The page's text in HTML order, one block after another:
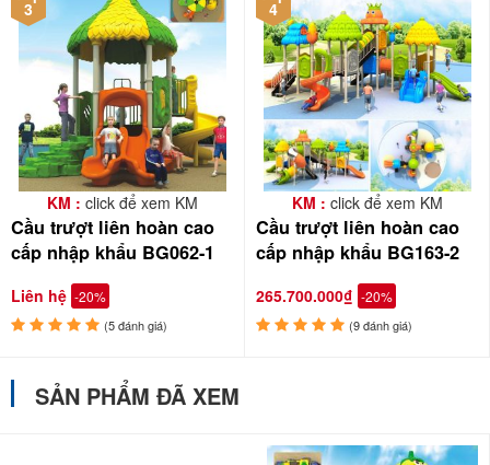
BABYCUATOI.VN với 15 năm kinh nghiệm trong lĩnh vực thiết kế,
lắp đặt và cung cấp các thiết bị sân chơi, cầu trượt liên hoàn nhập
khẩu BBT Global chất lượng Châu Âu, mang đến cho con sân chơi
an toàn, bổ ích, đội kỹ thuật viên đồng hành bảo trì, bảo dưỡng
trong quá trình sử dụng. Một số hình ảnh lắp đặt cầu trượt liên
hoàn tại trường mầm non, khu vui chơi resort, nhà hàng, khách
sạn, trung tâm tiêm chủng, bệnh viện,...
3
KM : click để xem KM
Cầu trượt liên hoàn cao
cấp nhập khẩu BG062-1
Liên hệ -20%
(5 đánh giá)
4
KM : click để xem KM
Cầu trượt liên hoàn cao
cấp nhập khẩu BG163-2
265.700.000₫ -20%
(9 đánh giá)
SẢN PHẨM ĐÃ XEM